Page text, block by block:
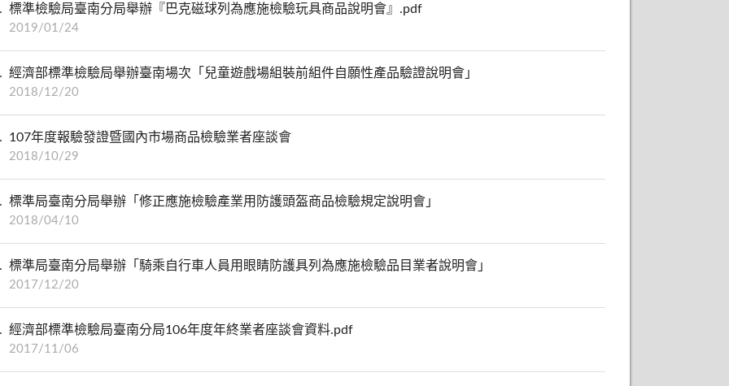
標準檢驗局臺南分局舉辦『巴克磁球列為應施檢驗玩具商品說明會』.pdf
2019/01/24
經濟部標準檢驗局舉辦臺南場次「兒童遊戲場組裝前組件自願性產品驗證說明會」
2018/12/20
107年度報驗發證暨國內市場商品檢驗業者座談會
2018/10/29
標準局臺南分局舉辦「修正應施檢驗產業用防護頭盔商品檢驗規定說明會」
2018/04/10
標準局臺南分局舉辦「騎乘自行車人員用眼睛防護具列為應施檢驗品目業者說明會」
2017/12/20
經濟部標準檢驗局臺南分局106年度年終業者座談會資料.pdf
2017/11/06